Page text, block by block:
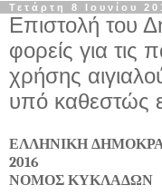
Τετάρτη 8 Ιουνίου
Επιστολή του
φορείς για
χρήσης
υπό καθεστώς
ΕΛΛΗΝΙΚΗ
2016
ΝΟΜΟΣ